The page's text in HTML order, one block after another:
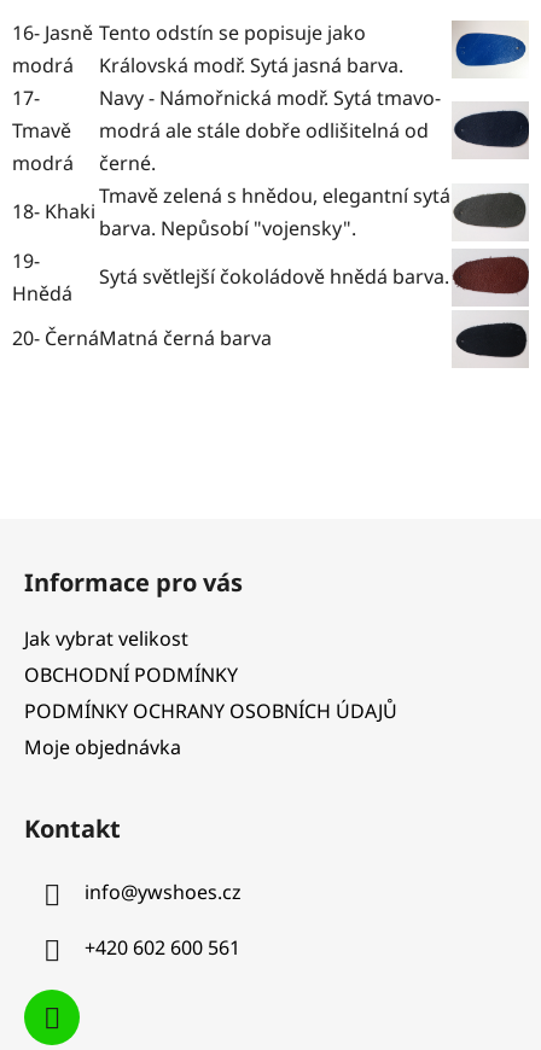
16- Jasně
modrá
Tento odstín se popisuje jako
Královská modř. Sytá jasná barva.
17-
Tmavě
modrá
Navy - Námořnická modř. Sytá tmavo-
modrá ale stále dobře odlišitelná od
černé.
18- Khaki
Tmavě zelená s hnědou, elegantní sytá
barva. Nepůsobí "vojensky".
19-
Hnědá
Sytá světlejší čokoládově hnědá barva.
20- ČernáMatná černá barva
Informace pro vás
Jak vybrat velikost
OBCHODNÍ PODMÍNKY
PODMÍNKY OCHRANY OSOBNÍCH ÚDAJŮ
Moje objednávka
Kontakt
info@ywshoes.cz
+420 602 600 561